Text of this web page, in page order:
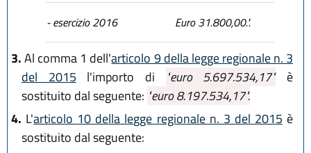
- esercizio 2016 Euro 31.800,00.".
3.Al comma 1 dell'articolo 9 della legge regionale n. 3
del 2015 l'importo di "euro 5.697.534,17"è
sostituito dal seguente: "euro 8.197.534,17".
4. L'articolo 10 della legge regionale n. 3 del 2015 è
sostituito dal seguente: